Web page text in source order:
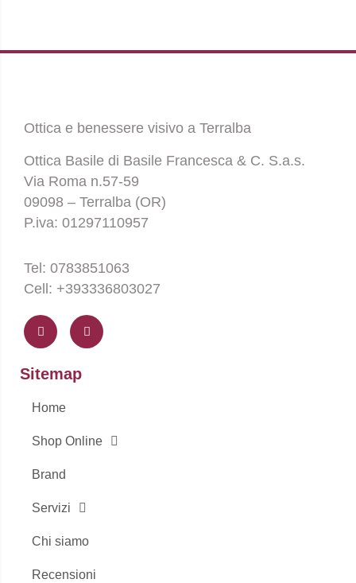
Ottica e benessere visivo a Terralba
Ottica Basile di Basile Francesca & C. S.a.s.
Via Roma n.57-59
09098 – Terralba (OR)
P.iva: 01297110957
Tel: 0783851063
Cell: +393336803027
a
c
e
b
o
-
f
n
s
t
a
Sitemap
Home
Shop Online
Brand
Servizi
Chi siamo
Recensioni